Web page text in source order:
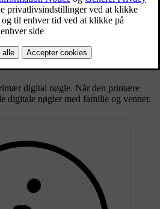
nøgle på din enhed, fungerer den
nøgler. Hvis din enhed har
har UWB-funktionalitet, fungerer den
digital nøgle. Når den primære
digitale nøgler med familie og venner.